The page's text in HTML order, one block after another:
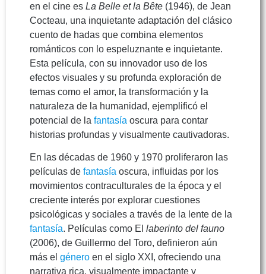
en el cine es La Belle et la Bête (1946), de Jean
Cocteau, una inquietante adaptación del clásico
cuento de hadas que combina elementos
románticos con lo espeluznante e inquietante.
Esta película, con su innovador uso de los
efectos visuales y su profunda exploración de
temas como el amor, la transformación y la
naturaleza de la humanidad, ejemplificó el
potencial de la fantasía oscura para contar
historias profundas y visualmente cautivadoras.
En las décadas de 1960 y 1970 proliferaron las
películas de fantasía oscura, influidas por los
movimientos contraculturales de la época y el
creciente interés por explorar cuestiones
psicológicas y sociales a través de la lente de la
fantasía. Películas como El laberinto del fauno
(2006), de Guillermo del Toro, definieron aún
más el género en el siglo XXI, ofreciendo una
narrativa rica, visualmente impactante y